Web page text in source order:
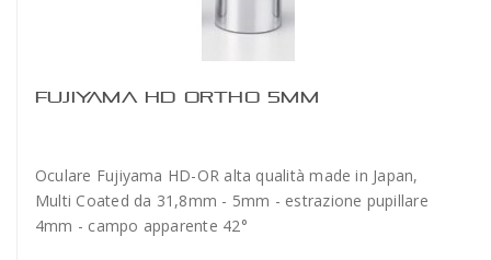
FUJIYAMA HD ORTHO 5MM
Oculare Fujiyama HD-OR alta qualità made in Japan,
Multi Coated da 31,8mm - 5mm - estrazione pupillare
4mm - campo apparente 42°